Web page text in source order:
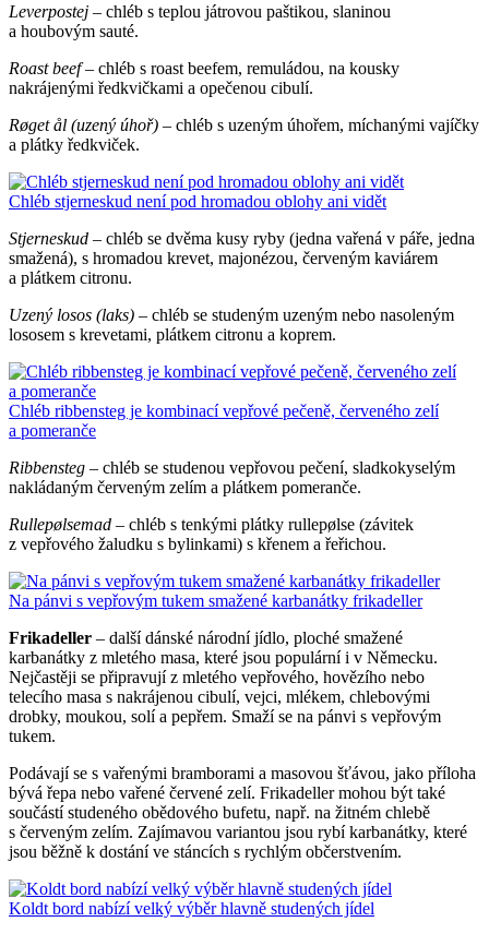
Leverpostej – chléb s teplou játrovou paštikou, slaninou
a houbovým sauté.
Roast beef– chléb s roast beefem, remuládou, na kousky
nakrájenými ředkvičkami a opečenou cibulí.
Røget ål (uzený úhoř) – chléb s uzeným úhořem, míchanými vajíčky
a plátky ředkviček.
Chléb stjerneskud není pod hromadou oblohy ani vidět
Stjerneskud – chléb se dvěma kusy ryby (jedna vařená v páře, jedna
smažená), s hromadou krevet, majonézou, červeným kaviárem
a plátkem citronu.
Uzený losos (laks) – chléb se studeným uzeným nebo nasoleným
lososem s krevetami, plátkem citronu a koprem.
Chléb ribbensteg je kombinací vepřové pečeně, červeného zelí
a pomeranče
Ribbensteg – chléb se studenou vepřovou pečení, sladkokyselým
nakládaným červeným zelím a plátkem pomeranče.
Rullepølsemad – chléb s tenkými plátky rullepølse (závitek
z vepřového žaludku s bylinkami) s křenem a řeřichou.
Na pánvi s vepřovým tukem smažené karbanátky frikadeller
Frikadeller – další dánské národní jídlo, ploché smažené
karbanátky z mletého masa, které jsou populární i v Německu.
Nejčastěji se připravují z mletého vepřového, hovězího nebo
telecího masa s nakrájenou cibulí, vejci, mlékem, chlebovými
drobky, moukou, solí a pepřem. Smaží se na pánvi s vepřovým
tukem.
Podávají se s vařenými bramborami a masovou šťávou, jako příloha
bývá řepa nebo vařené červené zelí. Frikadeller mohou být také
součástí studeného obědového bufetu, např. na žitném chlebě
s červeným zelím. Zajímavou variantou jsou rybí karbanátky, které
jsou běžně k dostání ve stáncích s rychlým občerstvením.
Koldt bord nabízí velký výběr hlavně studených jídel